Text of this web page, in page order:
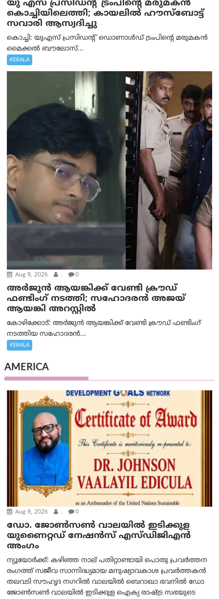
യു എസ് പ്രസിഡന്റ് ട്രംപിന്റെ മരുമകൻ
കൊച്ചിയിലെത്തി; കായലിൽ ഹൗസ്ബോട്ട്
സവാരി ആസ്വദിച്ചു
കൊച്ചി: യുഎസ് പ്രസിഡന്റ് ഡൊണാൾഡ് ട്രംപിന്റെ മരുമകൻ
മൈക്കൽ ബൗലോസ്...
KERALA
Aug 9, 2026 . 0
അർജുൻ ആയങ്കിക്ക് വേണ്ടി ക്രൗഡ്
ഫണ്ടിംഗ് നടത്തി; സഹോദരന്‍ അജയ്
ആയങ്കി അറസ്റ്റിൽ
കോഴിക്കോട്: അർജുൻ ആയങ്കിക്ക് വേണ്ടി ക്രൗഡ് ഫണ്ടിംഗ്
നടത്തിയ സഹോദരന്‍...
KERALA
AMERICA
Aug 9, 2026 . 0
ഡോ. ജോൺസൺ വാലയിൽ ഇടിക്കുള
യുണൈറ്റഡ് നേഷൻസ് എസ്ഡിജിഎൻ
അംഗം
ന്യൂയോര്‍ക്ക്: കഴിഞ്ഞ നാല് പതിറ്റാണ്ടായി പൊതു പ്രവർത്തന
രംഗത്ത് സജീവ സാന്നിദ്ധ്യമായ മനുഷ്യാവകാശ പ്രവർത്തകൻ
തലവടി സൗഹൃദ നഗറിൽ വാലയിൽ ബെറാഖാ ഭവനിൽ ഡോ
ജോൺസൺ വാലയിൽ ഇടിക്കുള ഐക്യ രാഷ്ട്ര സഭയുടെ